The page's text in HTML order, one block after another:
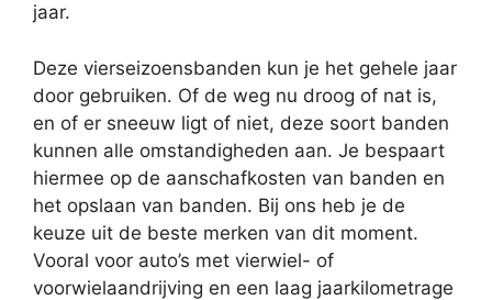
jaar.
Deze vierseizoensbanden kun je het gehele jaar
door gebruiken. Of de weg nu droog of nat is,
en of er sneeuw ligt of niet, deze soort banden
kunnen alle omstandigheden aan. Je bespaart
hiermee op de aanschafkosten van banden en
het opslaan van banden. Bij ons heb je de
keuze uit de beste merken van dit moment.
Vooral voor auto’s met vierwiel- of
voorwielaandrijving en een laag jaarkilometrage